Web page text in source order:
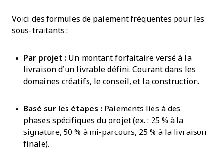
Voici des formules de paiement fréquentes pour les
sous-traitants :
Par projet : Un montant forfaitaire versé à la
livraison d’un livrable défini. Courant dans les
domaines créatifs, le conseil, et la construction.
Basé sur les étapes : Paiements liés à des
phases spécifiques du projet (ex. : 25 % à la
signature, 50 % à mi-parcours, 25 % à la livraison
finale).